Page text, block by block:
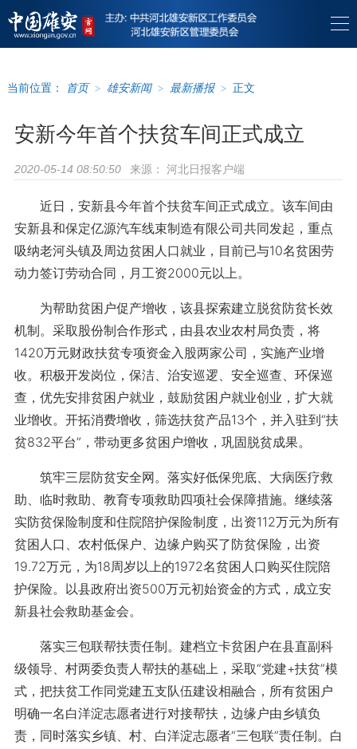
当前位置： 首页 > 雄安新闻 > 最新播报 > 正文
安新今年首个扶贫车间正式成立
2020-05-14 08:50:50 来源： 河北日报客户端
近日，安新县今年首个扶贫车间正式成立。该车间由
安新县和保定亿源汽车线束制造有限公司共同发起，重点
吸纳老河头镇及周边贫困人口就业，目前已与10名贫困劳
动力签订劳动合同，月工资2000元以上。
为帮助贫困户促产增收，该县探索建立脱贫防贫长效
机制。采取股份制合作形式，由县农业农村局负责，将
1420万元财政扶贫专项资金入股两家公司，实施产业增
收。积极开发岗位，保洁、治安巡逻、安全巡查、环保巡
查，优先安排贫困户就业，鼓励贫困户就业创业，扩大就
业增收。开拓消费增收，筛选扶贫产品13个，并入驻到“扶
贫832平台”，带动更多贫困户增收，巩固脱贫成果。
筑牢三层防贫安全网。落实好低保兜底、大病医疗救
助、临时救助、教育专项救助四项社会保障措施。继续落
实防贫保险制度和住院陪护保险制度，出资112万元为所有
贫困人口、农村低保户、边缘户购买了防贫保险，出资
19.72万元，为18周岁以上的1972名贫困人口购买住院陪
护保险。以县政府出资500万元初始资金的方式，成立安
新县社会救助基金会。
落实三包联帮扶责任制。建档立卡贫困户在县直副科
级领导、村两委负责人帮扶的基础上，采取“党建+扶贫”模
式，把扶贫工作同党建五支队伍建设相融合，所有贫困户
明确一名白洋淀志愿者进行对接帮扶，边缘户由乡镇负
责，同时落实乡镇、村、白洋淀志愿者“三包联”责任制。白